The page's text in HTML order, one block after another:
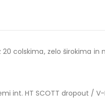
20 colskima, zelo širokima
int. HT SCOTT dropout /